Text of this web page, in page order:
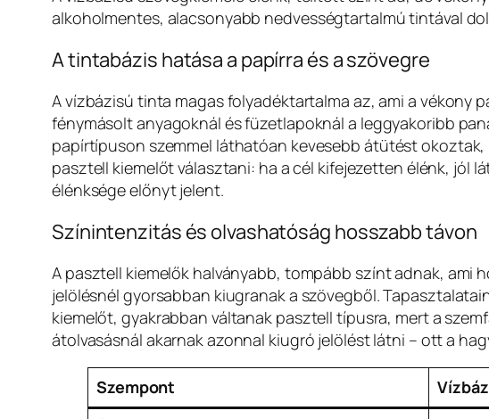
alkoholmentes, alacsonyabb nedvességtartalmú tintával
A tintabázis hatása a papírra és a szövegre
A vízbázisú tinta magas folyadéktartalma az, ami a vékony
fénymásolt anyagoknál és füzetlapoknál a leggyakoribb
papírtípuson szemmel láthatóan kevesebb átütést
pasztell kiemelőt választani: ha a cél kifejezetten élénk, jól
élénksége előnyt jelent.
Színintenzitás és olvashatóság hosszabb távon
A pasztell kiemelők halványabb, tompább színt adnak, ami
jelölésnél gyorsabban kiugranak a szövegből.
kiemelőt, gyakrabban váltanak pasztell típusra, mert a
átolvasásnál akarnak azonnal kiugró jelölést látni – ott a
Szempont